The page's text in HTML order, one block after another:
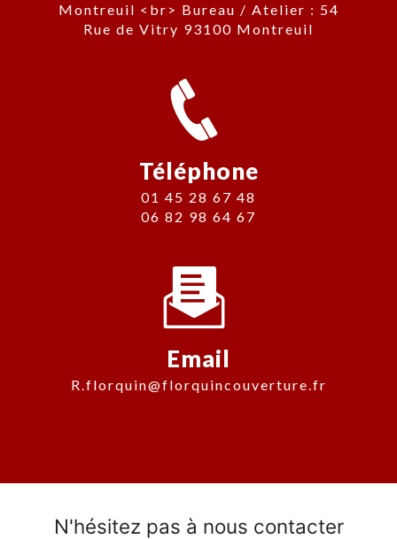
Montreuil <br> Bureau / Atelier : 54
Rue de Vitry 93100 Montreuil
Téléphone
01 45 28 67 48
06 82 98 64 67
Email
r.florquin@florquincouverture.fr
N'hésitez pas à nous contacter